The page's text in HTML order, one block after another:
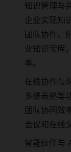
知识管理与
企业实现知
团队协作。
业知识宝库
率。
在线协作与
多维表格等
团队协同效
会议和在线
智能伙伴与